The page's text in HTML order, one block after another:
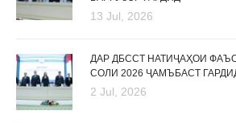
13 Jul, 2026
ДАР ДБССТ НАТИҶАҲОИ
СОЛИ 2026 ҶАМЪБАСТ
2 Jul, 2026